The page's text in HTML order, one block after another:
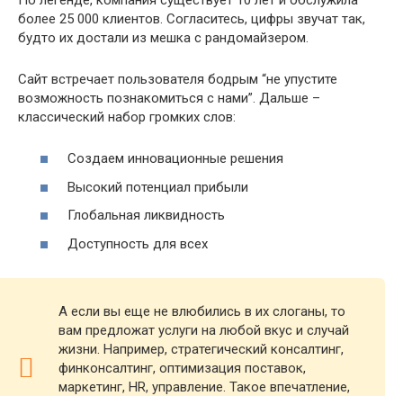
более 25 000 клиентов. Согласитесь, цифры звучат так,
будто их достали из мешка с рандомайзером.
Сайт встречает пользователя бодрым “не упустите
возможность познакомиться с нами”. Дальше –
классический набор громких слов:
Создаем инновационные решения
Высокий потенциал прибыли
Глобальная ликвидность
Доступность для всех
А если вы еще не влюбились в их слоганы, то
вам предложат услуги на любой вкус и случай
жизни. Например, стратегический консалтинг,
финконсалтинг, оптимизация поставок,
маркетинг, HR, управление. Такое впечатление,